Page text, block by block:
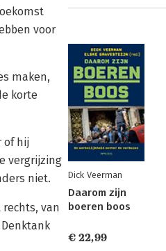
voor
maken,
korte
of hij
vergrijzing
niet.
van
Dick Veerman
Daarom zijn
boeren boos
€ 22,99